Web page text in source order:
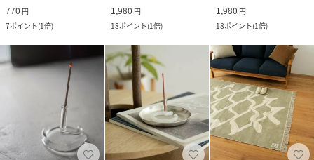
770 円
7ポイント(1倍)
1,980 円
18ポイント(1倍)
1,980 円
18ポイント(1倍)